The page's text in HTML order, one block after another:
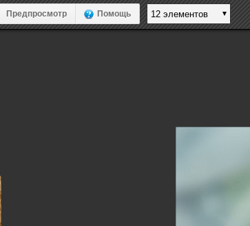
Предпросмотр Помощь